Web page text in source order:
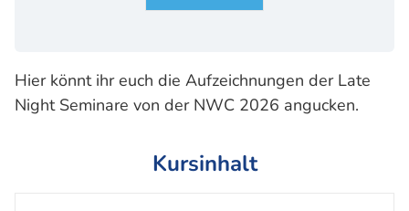
Hier könnt ihr euch die Aufzeichnungen der Late
Night Seminare von der NWC 2026 angucken.
Kursinhalt